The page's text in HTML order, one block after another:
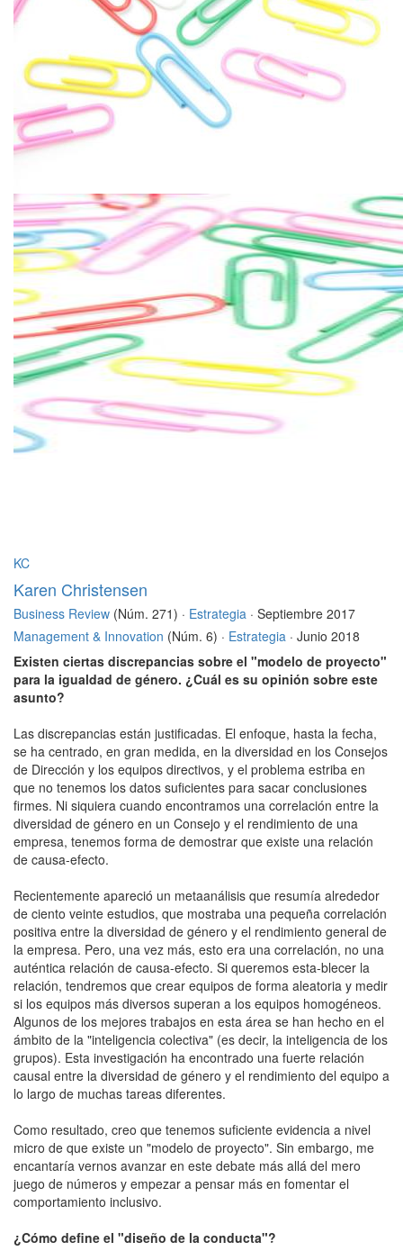
KC
Karen Christensen
Business Review (Núm. 271) · Estrategia · Septiembre 2017
Management & Innovation (Núm. 6) · Estrategia · Junio 2018
Existen ciertas discrepancias sobre el "modelo de proyecto"
para la igualdad de género. ¿Cuál es su opinión sobre este
asunto?
Las discrepancias están justificadas. El enfoque, hasta la fecha,
se ha centrado, en gran medida, en la diversidad en los Consejos
de Dirección y los equipos directivos, y el problema estriba en
que no tenemos los datos suficientes para sacar conclusiones
firmes. Ni siquiera cuando encontramos una correlación entre la
diversidad de género en un Consejo y el rendimiento de una
empresa, tenemos forma de demostrar que existe una relación
de causa-efecto.
Recientemente apareció un metaanálisis que resumía alrededor
de ciento veinte estudios, que mostraba una pequeña correlación
positiva entre la diversidad de género y el rendimiento general de
la empresa. Pero, una vez más, esto era una correlación, no una
auténtica relación de causa-efecto. Si queremos esta-blecer la
relación, tendremos que crear equipos de forma aleatoria y medir
si los equipos más diversos superan a los equipos homogéneos.
Algunos de los mejores trabajos en esta área se han hecho en el
ámbito de la "inteligencia colectiva" (es decir, la inteligencia de los
grupos). Esta investigación ha encontrado una fuerte relación
causal entre la diversidad de género y el rendimiento del equipo a
lo largo de muchas tareas diferentes.
Como resultado, creo que tenemos suficiente evidencia a nivel
micro de que existe un "modelo de proyecto". Sin embargo, me
encantaría vernos avanzar en este debate más allá del mero
juego de números y empezar a pensar más en fomentar el
comportamiento inclusivo.
¿Cómo define el "diseño de la conducta"?